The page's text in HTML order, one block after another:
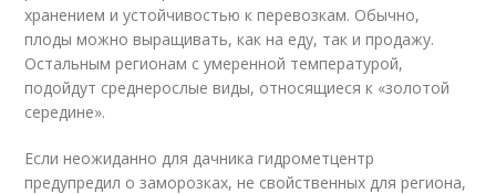
хранением и устойчивостью к перевозкам. Обычно,
плоды можно выращивать, как на еду, так и продажу.
Остальным регионам с умеренной температурой,
подойдут среднерослые виды, относящиеся к «золотой
середине».
Если неожиданно для дачника гидрометцентр
предупредил о заморозках, не свойственных для региона,